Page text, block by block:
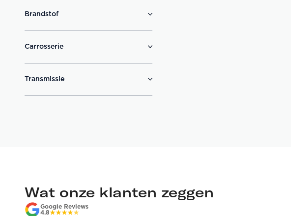
Brandstof
Carrosserie
Transmissie
Wat onze klanten zeggen
Google Reviews
4.8